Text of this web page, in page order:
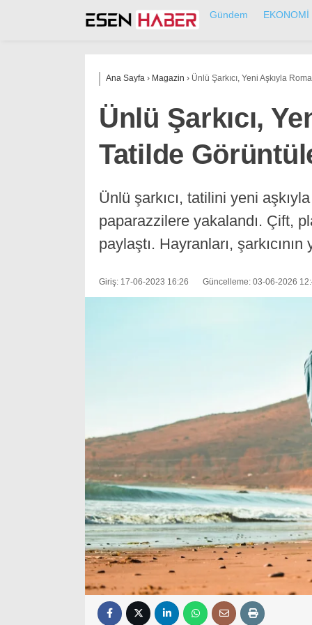
Gündem EKONOMİ
Ana Sayfa › Magazin › Ünlü Şarkıcı, Yeni Aşkıyla
Ünlü Şarkıcı,
Tatilde
Ünlü şarkıcı, tatilini yeni
paparazzilere yakalandı. Çift,
paylaştı. Hayranları,
Giriş: 17-06-2023 16:26 Güncelleme: 03-06-2026